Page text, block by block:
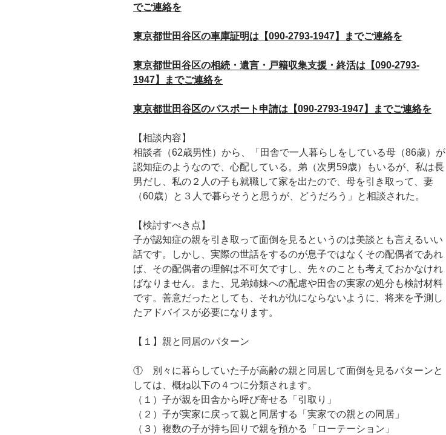
でご連絡を
東京都世田谷区の車庫証明は【090-2793-1947】までご連絡を
東京都世田谷区の相続・遺言・戸籍収集支援・終活は【090-2793-
1947】までご連絡を
東京都世田谷区のパスポート申請は【090-2793-1947】までご連絡を
【相談内容】
相談者（62歳男性）から、「田舎で一人暮らしをしている母（86歳）が
認知症のようなので、心配している。弟（次男59歳）もいるが、私は長
男だし、私の２人の子も就職して家を出たので、母を引き取って、妻
（60歳）と３人で暮らそうと思うが、どうだろう」と相談された。
【検討すべき点】
子が認知症の親を引き取って面倒を見るというのは美談とも言えるいい
話です。しかし、実際の世話をするのが息子ではなくその配偶者であれ
ば、その配偶者の理解は不可欠ですし、先々のことも考えておかなけれ
ばなりません。また、兄弟姉妹への配慮や田舎の実家の処分も検討材料
です。善意だったとしても、それが仇にならないように、将来を予測し
たアドバイスが必要になります。
【１】親と同居のパターン
① 別々に暮らしていた子が高齢の親と同居して面倒を見るパターンと
しては、概ね以下の４つに分類されます。
（１）子が親を田舎から呼び寄せる「引取り」
（２）子が実家に戻って親と同居する「実家での親との同居」
（３）複数の子が持ち回りで親を預かる「ローテーション」